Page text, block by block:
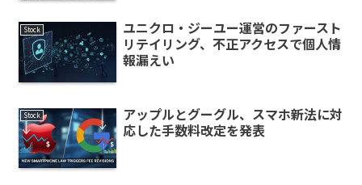
Stock
ユニクロ・ジーユー運営のファースト
リテイリング、不正アクセスで個人情
報漏えい
Stock
アップルとグーグル、スマホ新法に対
応した手数料改定を発表